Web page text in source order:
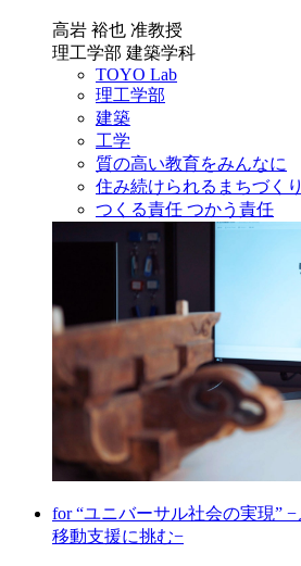
高岩 裕也 准教授
理工学部 建築学科
TOYO Lab
理工学部
建築
工学
質の高い教育をみんなに
住み続けられるまちづく
つくる責任 つかう責任
for “ユニバーサル社会の実現”
移動支援に挑む−